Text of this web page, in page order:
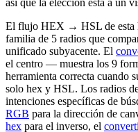
El flujo HEX → HSL de esta
familia de 5 radios que
unificado subyacente. El
el centro — muestra los 9
herramienta correcta cuando
solo hex y HSL. Los radios
intenciones específicas de
RGB para la dirección de
hex para el inverso, el